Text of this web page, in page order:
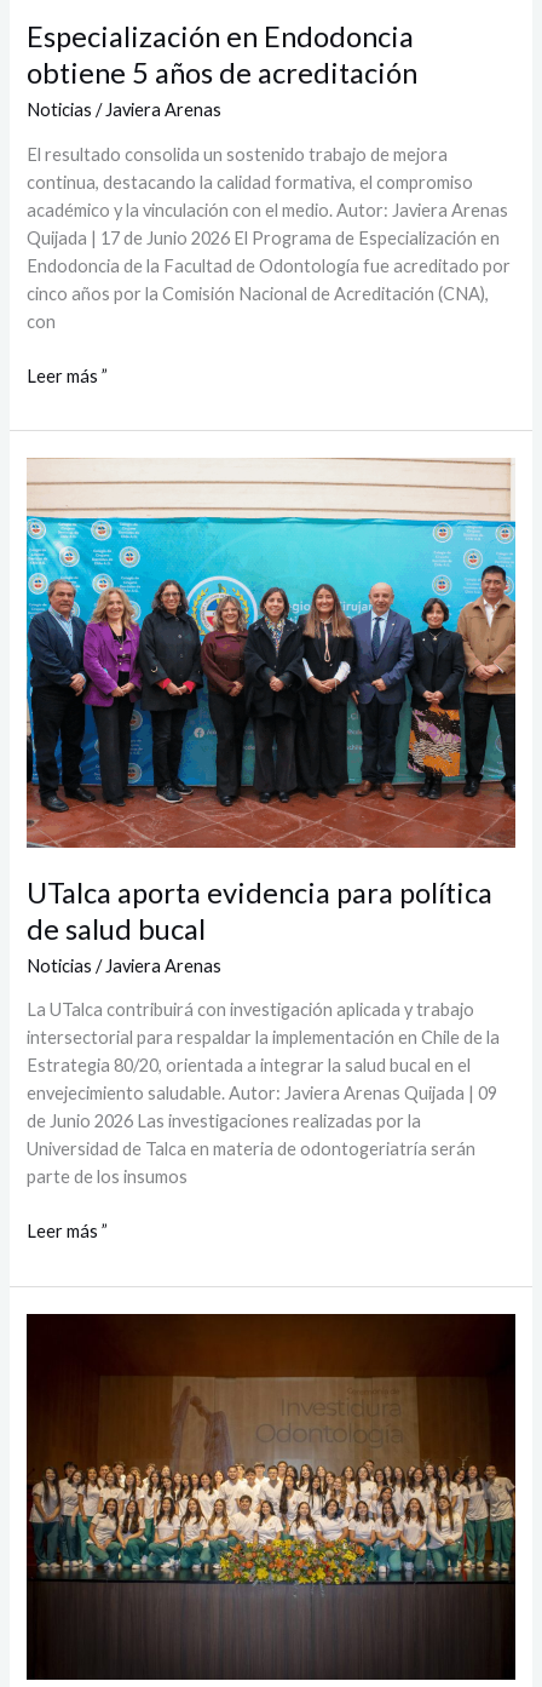
Especialización en Endodoncia
obtiene 5 años de acreditación
Noticias / Javiera Arenas
El resultado consolida un sostenido trabajo de mejora
continua, destacando la calidad formativa, el compromiso
académico y la vinculación con el medio. Autor: Javiera Arenas
Quijada | 17 de Junio 2026 El Programa de Especialización en
Endodoncia de la Facultad de Odontología fue acreditado por
cinco años por la Comisión Nacional de Acreditación (CNA),
con
Leer más ”
UTalca aporta evidencia para política
de salud bucal
Noticias / Javiera Arenas
La UTalca contribuirá con investigación aplicada y trabajo
intersectorial para respaldar la implementación en Chile de la
Estrategia 80/20, orientada a integrar la salud bucal en el
envejecimiento saludable. Autor: Javiera Arenas Quijada | 09
de Junio 2026 Las investigaciones realizadas por la
Universidad de Talca en materia de odontogeriatría serán
parte de los insumos
evidencia
para
política
de
salud
bucal
Leer más ”
estudiantes